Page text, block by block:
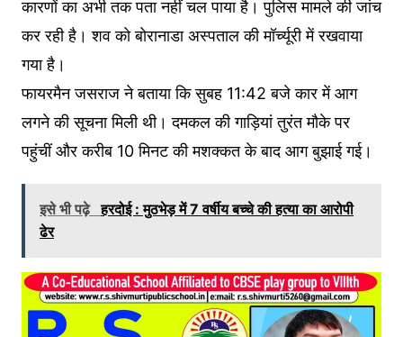
कारणों का अभी तक पता नहीं चल पाया है। पुलिस मामले की जांच
कर रही है। शव को बोरानाडा अस्पताल की मॉर्च्यूरी में रखवाया
गया है।
फायरमैन जसराज ने बताया कि सुबह 11:42 बजे कार में आग
लगने की सूचना मिली थी। दमकल की गाड़ियां तुरंत मौके पर
पहुंचीं और करीब 10 मिनट की मशक्कत के बाद आग बुझाई गई।
इसे भी पढ़े हरदोई : मुठभेड़ में 7 वर्षीय बच्चे की हत्या का आरोपी
ढेर